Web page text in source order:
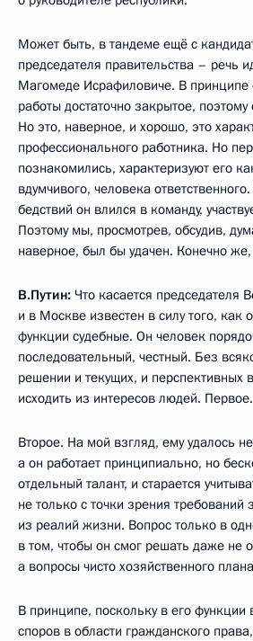
Может быть, в тандеме ещё с
председателя правительства – речь
Магомеде Исрафиловиче. В принципе
работы достаточно закрытое,
Но это, наверное, и хорошо, это
профессионального работника. Но
познакомились, характеризуют его
вдумчивого, человека
бедствий он влился в команду,
Поэтому мы, просмотрев, обсудив,
наверное, был бы удачен. Конечно
В.Путин: Что касается председателя
и в Москве известен в силу того, как
функции судебные. Он человек
последовательный, честный. Без
решении и текущих, и перспективных
исходить из интересов людей. Первое.
Второе. На мой взгляд, ему удалось
а он работает принципиально, но
отдельный талант, и старается
не только с точки зрения требований
из реалий жизни. Вопрос только в
в том, чтобы он смог решать даже не
а вопросы чисто хозяйственного
В принципе, поскольку в его функции
споров в области гражданского